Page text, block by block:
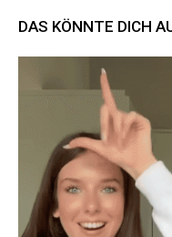
DAS KÖNNTE DICH